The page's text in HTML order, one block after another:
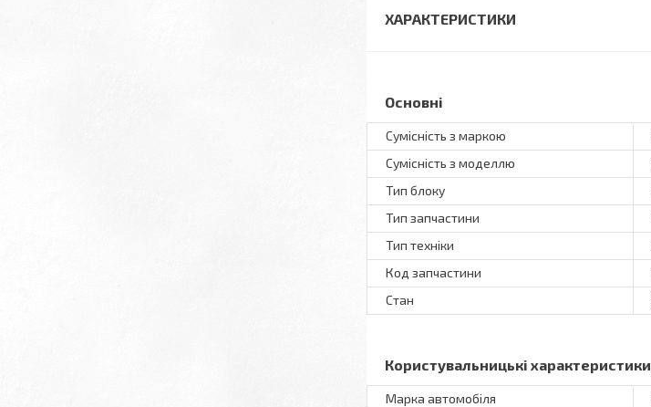
ХАРАКТЕРИСТИКИ
Основні
Сумісність з маркою
Сумісність з моделлю
Тип блоку
Тип запчастини
Тип техніки
Код запчастини
Стан
Користувальницькі характеристики
Марка автомобіля